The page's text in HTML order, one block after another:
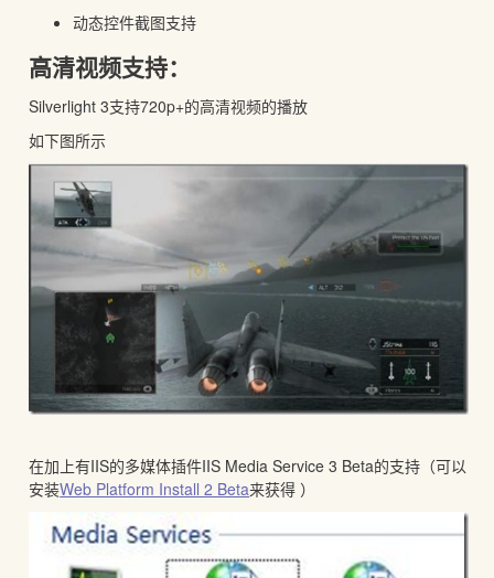
动态控件截图支持
高清视频支持：
Silverlight 3支持720p+的高清视频的播放
如下图所示
在加上有IIS的多媒体插件IIS Media Service 3 Beta的支持（可以
安装Web Platform Install 2 Beta来获得 ）